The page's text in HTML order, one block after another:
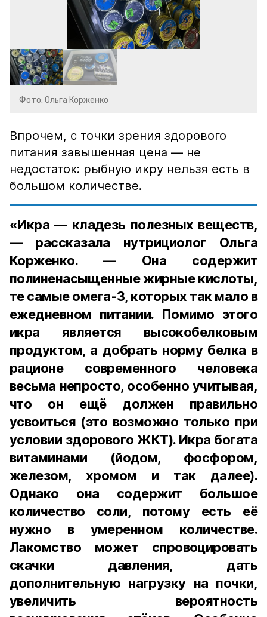
Фото: Ольга Корженко
Впрочем, с точки зрения здорового
питания завышенная цена — не
недостаток: рыбную икру нельзя есть в
большом количестве.
«Икра — кладезь полезных веществ,
— рассказала нутрициолог Ольга
Корженко. — Она содержит
полиненасыщенные жирные кислоты,
те самые омега-3, которых так мало в
ежедневном питании. Помимо этого
икра является высокобелковым
продуктом, а добрать норму белка в
рационе современного человека
весьма непросто, особенно учитывая,
что он ещё должен правильно
усвоиться (это возможно только при
условии здорового ЖКТ). Икра богата
витаминами (йодом, фосфором,
железом, хромом и так далее).
Однако она содержит большое
количество соли, потому есть её
нужно в умеренном количестве.
Лакомство может спровоцировать
скачки давления, дать
дополнительную нагрузку на почки,
увеличить вероятность